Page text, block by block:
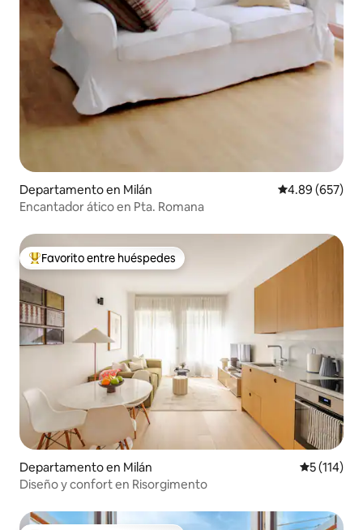
Departamento en Milán Calificación
4.89 (657)
Encantador ático en Pta. Romana
De los mejores en Favorito entre huéspedes
Favorito entre huéspedes
Departamento en Milán
5 (114)
Diseño y confort en Risorgimento